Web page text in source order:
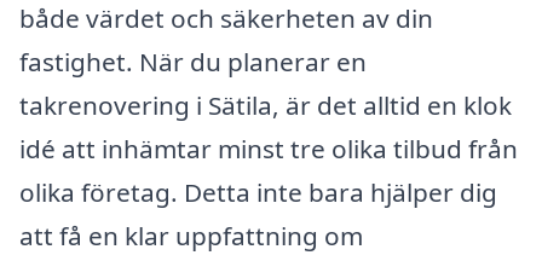
både värdet och säkerheten av din
fastighet. När du planerar en
takrenovering i Sätila, är det alltid en klok
idé att inhämtar minst tre olika tilbud från
olika företag. Detta inte bara hjälper dig
att få en klar uppfattning om